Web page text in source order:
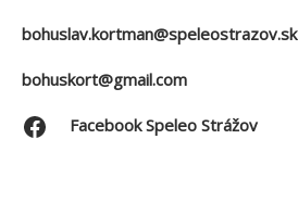
bohuslav.kortman@speleostrazov.sk
bohuskort@gmail.com
Facebook
Facebook Speleo Strážov